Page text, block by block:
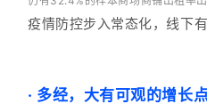
疫情防控步入常态化，线下
· 多经，大有可观的增长